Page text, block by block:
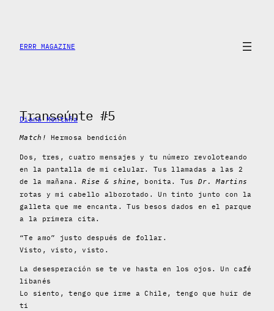
content
ERRR MAGAZINE
Transeúnte #5
Diana Montaña
Match! Hermosa bendición
Dos, tres, cuatro mensajes y tu número revoloteando
en la pantalla de mi celular. Tus llamadas a las 2
de la mañana.Rise & shine , bonita. TusDr. Martins
rotas y mi cabello alborotado. Un tinto junto con la
galleta que me encanta. Tus besos dados en el parque
a la primera cita.
“Te amo” justo después de follar.
Visto, visto, visto.
La desesperación se te ve hasta en los ojos. Un café
libanés
Lo siento, tengo que irme a Chile, tengo que huir de
ti